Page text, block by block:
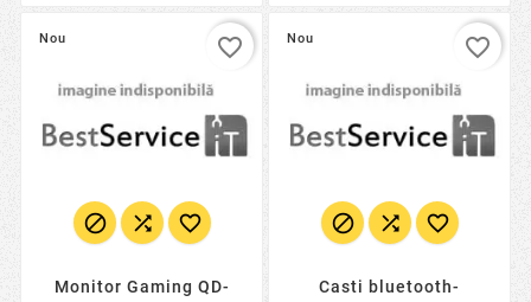
Nou
  
Monitor Gaming QD-
favorite_border Nou
  
Casti bluetooth-
favorite_border